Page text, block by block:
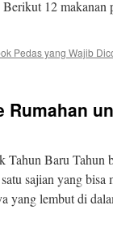
12 makanan
Pedas yang Wajib
Rumahan
Tahun Baru Tahun
sajian yang
yang lembut di